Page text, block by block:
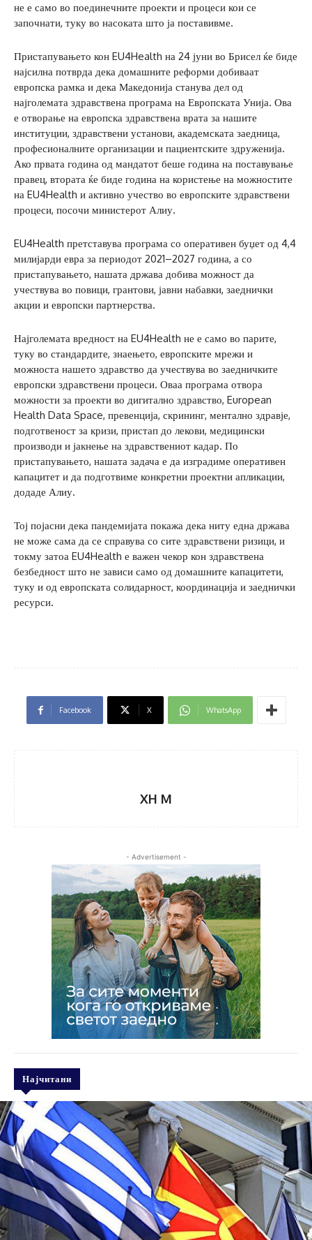
не е само во поединечните проекти и процеси кои се
започнати, туку во насоката што ја поставивме.
Пристапувањето кон EU4Health на 24 јуни во Брисел ќе биде
најсилна потврда дека домашните реформи добиваат
европска рамка и дека Македонија станува дел од
најголемата здравствена програма на Европската Унија. Ова
е отворање на европска здравствена врата за нашите
институции, здравствени установи, академската заедница,
професионалните организации и пациентските здруженија.
Ако првата година од мандатот беше година на поставување
правец, втората ќе биде година на користење на можностите
на EU4Health и активно учество во европските здравствени
процеси, посочи министерот Алиу.
EU4Health претставува програма со оперативен буџет од 4,4
милијарди евра за периодот 2021–2027 година, а со
пристапувањето, нашата држава добива можност да
учествува во повици, грантови, јавни набавки, заеднички
акции и европски партнерства.
Најголемата вредност на EU4Health не е само во парите,
туку во стандардите, знаењето, европските мрежи и
можноста нашето здравство да учествува во заедничките
европски здравствени процеси. Оваа програма отвора
можности за проекти во дигитално здравство, European
Health Data Space, превенција, скрининг, ментално здравје,
подготвеност за кризи, пристап до лекови, медицински
производи и јакнење на здравствениот кадар. По
пристапувањето, нашата задача е да изградиме оперативен
капацитет и да подготвиме конкретни проектни апликации,
додаде Алиу.
Тој појасни дека пандемијата покажа дека ниту една држава
не може сама да се справува со сите здравствени ризици, и
токму затоа EU4Health е важен чекор кон здравствена
безбедност што не зависи само од домашните капацитети,
туку и од европската солидарност, координација и заеднички
ресурси.
Facebook X WhatsApp
XH M
- Advertisement -
Најчитани